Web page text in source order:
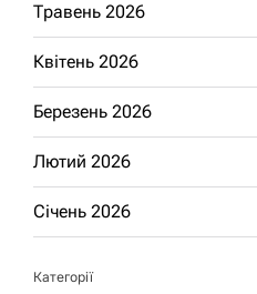
Травень 2026
Квітень 2026
Березень 2026
Лютий 2026
Січень 2026
Категорії